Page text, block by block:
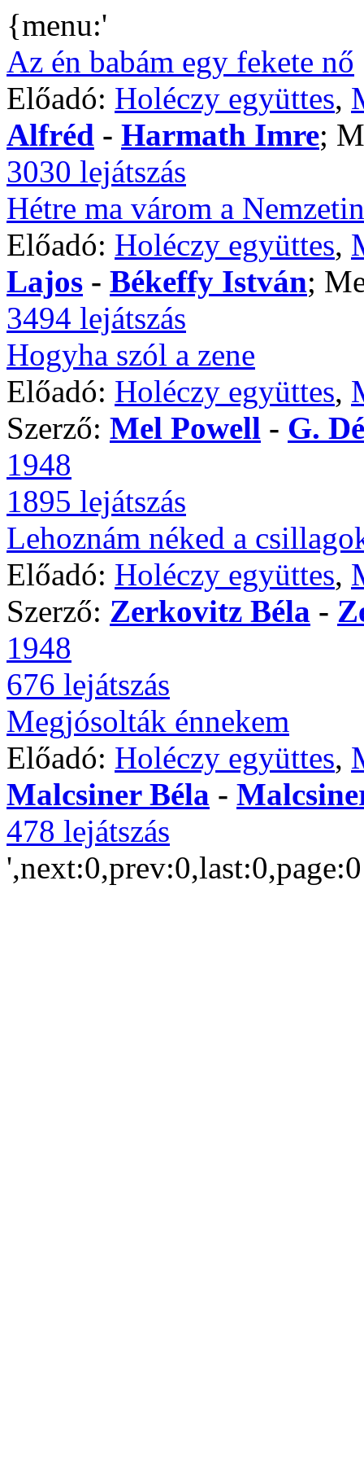
{menu:'
Az én babám egy fekete nő
Előadó: Holéczy együttes,
Alfréd - Harmath Imre;
3030 lejátszás
Hétre ma várom a
Előadó: Holéczy együttes,
Lajos - Békeffy István;
3494 lejátszás
Hogyha szól a zene
Előadó: Holéczy együttes,
Szerző: Mel Powell - G.
1948
1895 lejátszás
Lehoznám néked a
Előadó: Holéczy együttes,
Szerző: Zerkovitz Béla -
1948
676 lejátszás
Megjósolták énnekem
Előadó: Holéczy együttes,
Malcsiner Béla -
478 lejátszás